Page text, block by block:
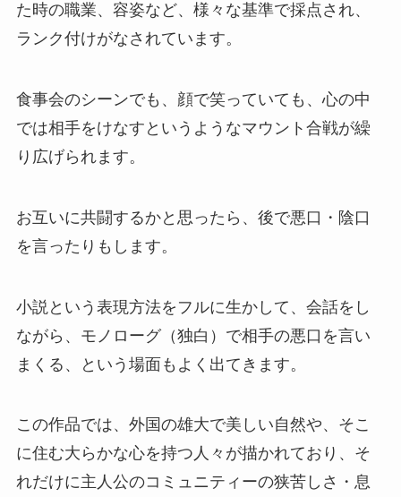
た時の職業、容姿など、様々な基準で採点され、
ランク付けがなされています。
食事会のシーンでも、顔で笑っていても、心の中
では相手をけなすというようなマウント合戦が繰
り広げられます。
お互いに共闘するかと思ったら、後で悪口・陰口
を言ったりもします。
小説という表現方法をフルに生かして、会話をし
ながら、モノローグ（独白）で相手の悪口を言い
まくる、という場面もよく出てきます。
この作品では、外国の雄大で美しい自然や、そこ
に住む大らかな心を持つ人々が描かれており、そ
れだけに主人公のコミュニティーの狭苦しさ・息